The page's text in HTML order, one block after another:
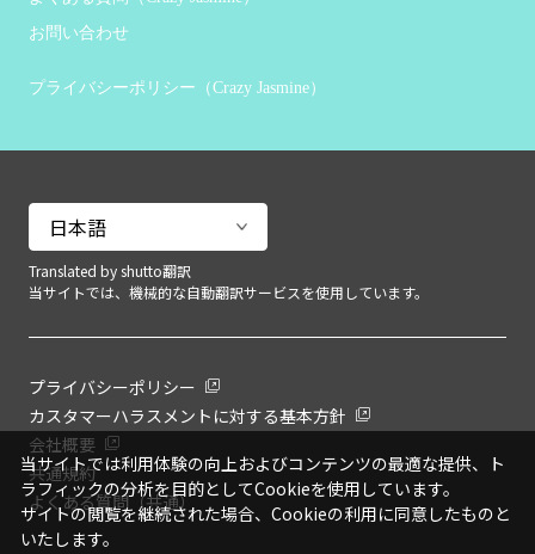
お問い合わせ
プライバシーポリシー（Crazy Jasmine）
Translated by shutto翻訳
当サイトでは、機械的な自動翻訳サービスを使用しています。
プライバシーポリシー
カスタマーハラスメントに対する基本方針
会社概要
共通規約
よくある質問（共通）
当サイトでは利用体験の向上およびコンテンツの最適な提供、ト
ラフィックの分析を目的としてCookieを使用しています。
サイトの閲覧を継続された場合、Cookieの利用に同意したものと
いたします。